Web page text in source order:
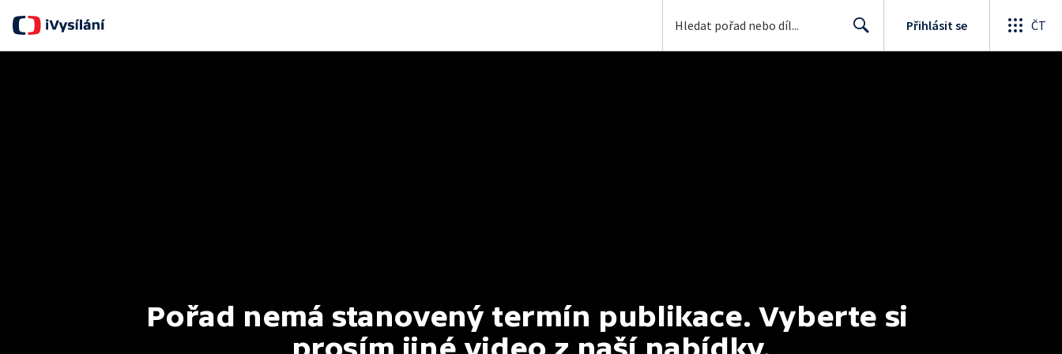
Přihlásit se ČT
Pořad nemá stanovený termín publikace. Vyberte si